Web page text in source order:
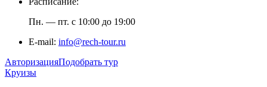
Пн. — пт. с 10:00 до 19:00
E-mail: info@rech-tour.ru
АвторизацияПодобрать тур
Круизы